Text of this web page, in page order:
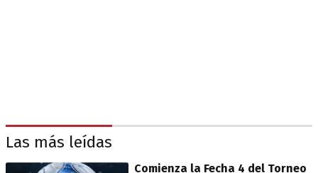
Las más leídas
Comienza la Fecha 4 del Torneo